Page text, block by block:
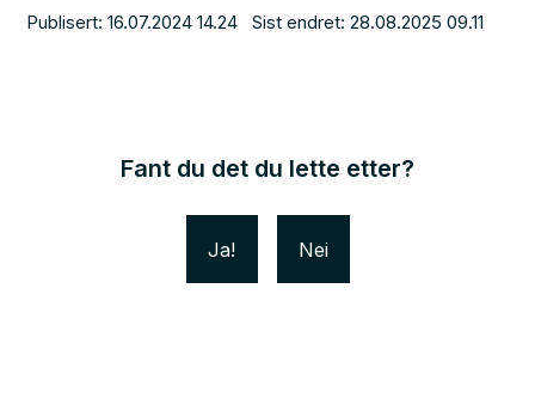
Publisert 16.07.2024 14.24 Sist endret 28.08.2025 09.11
Fant du det du lette etter?
Ja Nei